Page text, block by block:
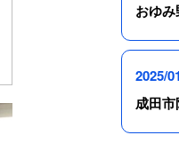
おゆ
2025/
成田